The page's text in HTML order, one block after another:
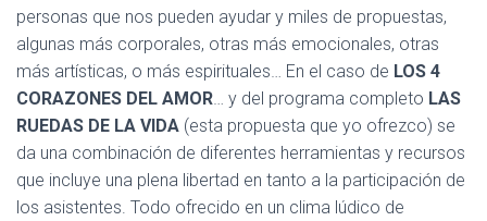
personas que nos pueden ayudar y miles de propuestas,
algunas más corporales, otras más emocionales, otras
más artísticas, o más espirituales… En el caso de LOS 4
CORAZONES DEL AMOR… y del programa completo LAS
RUEDAS DE LA VIDA (esta propuesta que yo ofrezco) se
da una combinación de diferentes herramientas y recursos
que incluye una plena libertad en tanto a la participación de
los asistentes. Todo ofrecido en un clima lúdico de